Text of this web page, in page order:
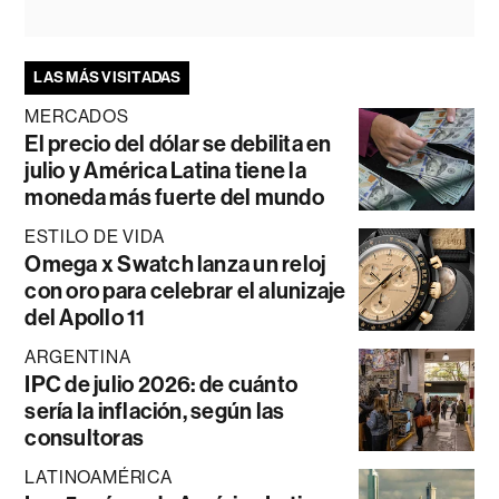
LAS MÁS VISITADAS
MERCADOS
El precio del dólar se debilita en
julio y América Latina tiene la
moneda más fuerte del mundo
ESTILO DE VIDA
Omega x Swatch lanza un reloj
con oro para celebrar el alunizaje
del Apollo 11
ARGENTINA
IPC de julio 2026: de cuánto
sería la inflación, según las
consultoras
LATINOAMÉRICA